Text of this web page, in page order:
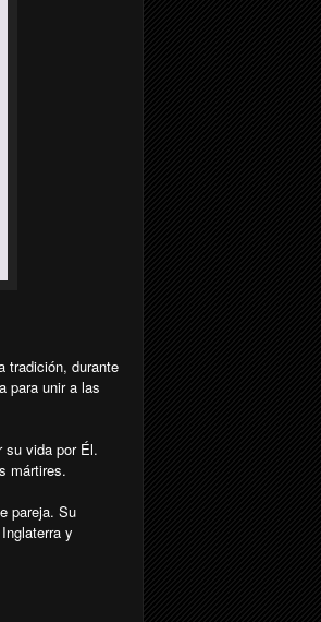
tradición, durante
para unir a las
su vida por Él.
mártires.
pareja. Su
y